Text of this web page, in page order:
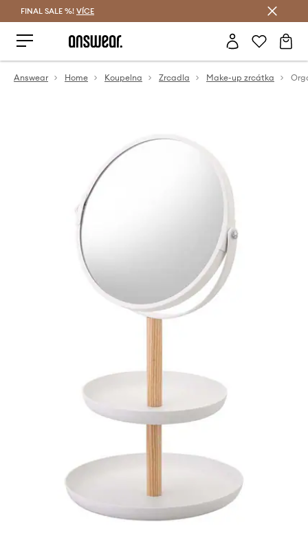
FINAL SALE %! VÍCE
Answear Home Koupelna Zrcadla Make-up zrcátka